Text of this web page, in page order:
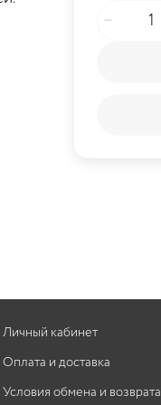
Личный кабинет
Оплата и доставка
Условия обмена и возврата